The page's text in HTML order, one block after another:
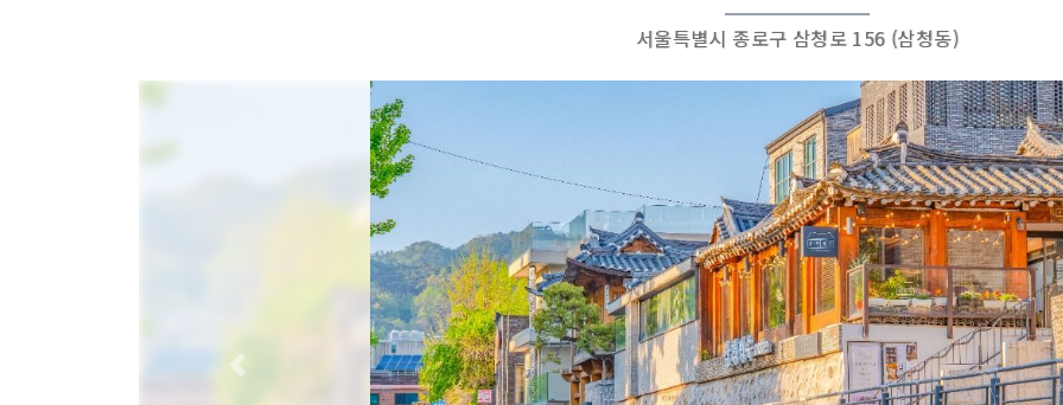
서울특별시 종로구 삼청로 156 (삼청동)